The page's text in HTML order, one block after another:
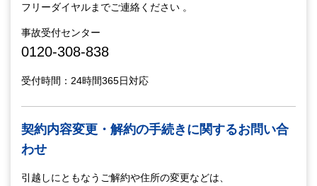
フリーダイヤルまでご連絡ください 。
事故受付センター
0120-308-838
受付時間：24時間365日対応
契約内容変更・解約の手続きに関するお問い合
わせ
引越しにともなうご解約や住所の変更などは、